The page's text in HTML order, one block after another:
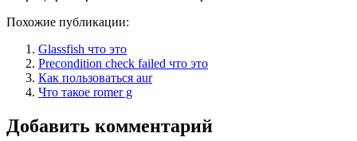
Похожие публикации:
Glassfish что это
Precondition check failed что это
Как пользоваться aur
Что такое romer g
Добавить комментарий